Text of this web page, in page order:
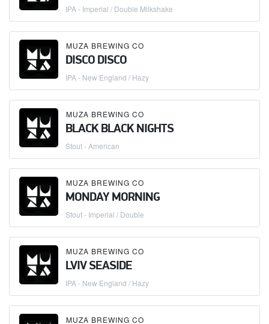
IPA - Imperial / Double Milkshake
MUZA BREWING CO
DISCO DISCO
IPA - New England / Hazy
MUZA BREWING CO
BLACK BLACK NIGHTS
Stout - American
MUZA BREWING CO
MONDAY MORNING
Stout - Imperial / Double
MUZA BREWING CO
LVIV SEASIDE
IPA - New England / Hazy
MUZA BREWING CO